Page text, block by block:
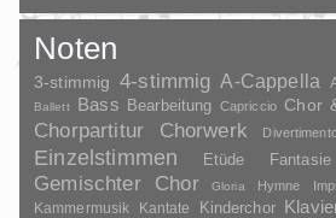
Noten
3-stimmig 4-stimmig A-Cappella
Ballett Bass Bearbeitung Capriccio Chor
Chorpartitur Chorwerk
Einzelstimmen
Etüde Fantasie
Gemischter Chor Gloria Hymne
Kammermusik Kantate Kinderchor